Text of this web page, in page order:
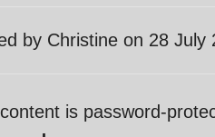
by Christine on 28 July
is password-